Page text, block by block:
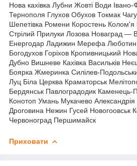
Нова кахівка Лубни Жовті Води Івано-
Тернополя Глухов Обухов Токмак
Шепетівка Ромени Коростень Колом'я
Стрілий Прилуки Лозова Новаград —
Енергодар Ладижин Мерефа Люботин
Богодухов Горіхов Кропивницький
Дубно Вишневе Кахівка Васильків
Боярка Жмеринка Силілев-
Луц Біла Церква Краматорськ
Бердянськ Павлоградодик Каменець-
Конотоп Умань Мукачево
Дроговина Нежин Гусей Новогоовськ
Червоноград Першимайск
Приховати